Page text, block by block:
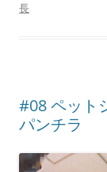
長
#08 ペット
パンチラ